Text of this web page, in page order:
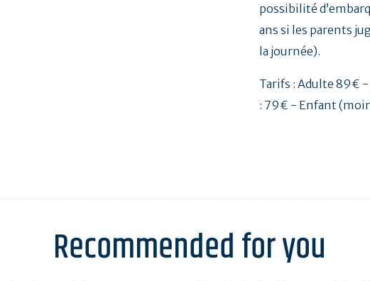
possibilité
ans si les parents
la journée).
Tarifs : Adulte 89€ -
: 79€ - Enfant
Recommended for you